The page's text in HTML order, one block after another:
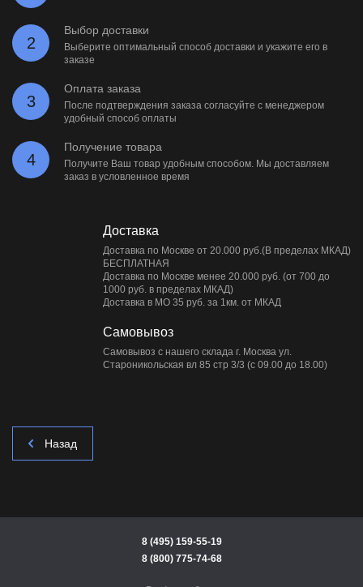
2
Выбор доставки
Выберите оптимальный способ доставки и укажите его в
заказе
3
Оплата заказа
После подтверждения заказа согласуйте с менеджером
удобный способ оплаты
4
Получение товара
Получите Ваш товар удобным способом. Мы доставляем
заказ в условленное время
Доставка
Доставка по Москве от 20.000 руб.(В пределах МКАД)
БЕСПЛАТНАЯ
Доставка по Москве менее 20.000 руб. (от 700 до
1000 руб. в пределах МКАД)
Доставка в МО 35 руб. за 1км. от МКАД
Самовывоз
Самовывоз с нашего склада г. Москва ул.
Староникольская вл 85 стр 3/3 (с 09.00 до 18.00)
Назад
8 (495) 159-55-19
8 (800) 775-74-68